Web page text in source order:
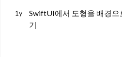
1y
SwiftUI에서 도형을 배경으
기